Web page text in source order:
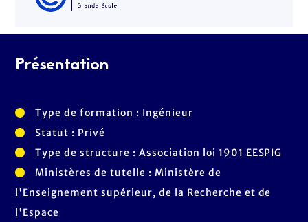
Présentation
Type de formation : Ingénieur
Statut : Privé
Type de structure : Association loi 1901 EESPIG
Ministères de tutelle : Ministère de
l'Enseignement supérieur, de la Recherche et de
l'Espace